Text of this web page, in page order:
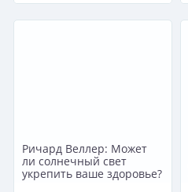
Ричард Веллер: Может
ли солнечный свет
укрепить ваше здоровье?